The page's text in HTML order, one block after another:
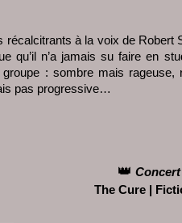
récalcitrants à la voix de Robert
qu’il n’a jamais su faire en
: sombre mais rageuse,
pas progressive…
👑
The Cure |